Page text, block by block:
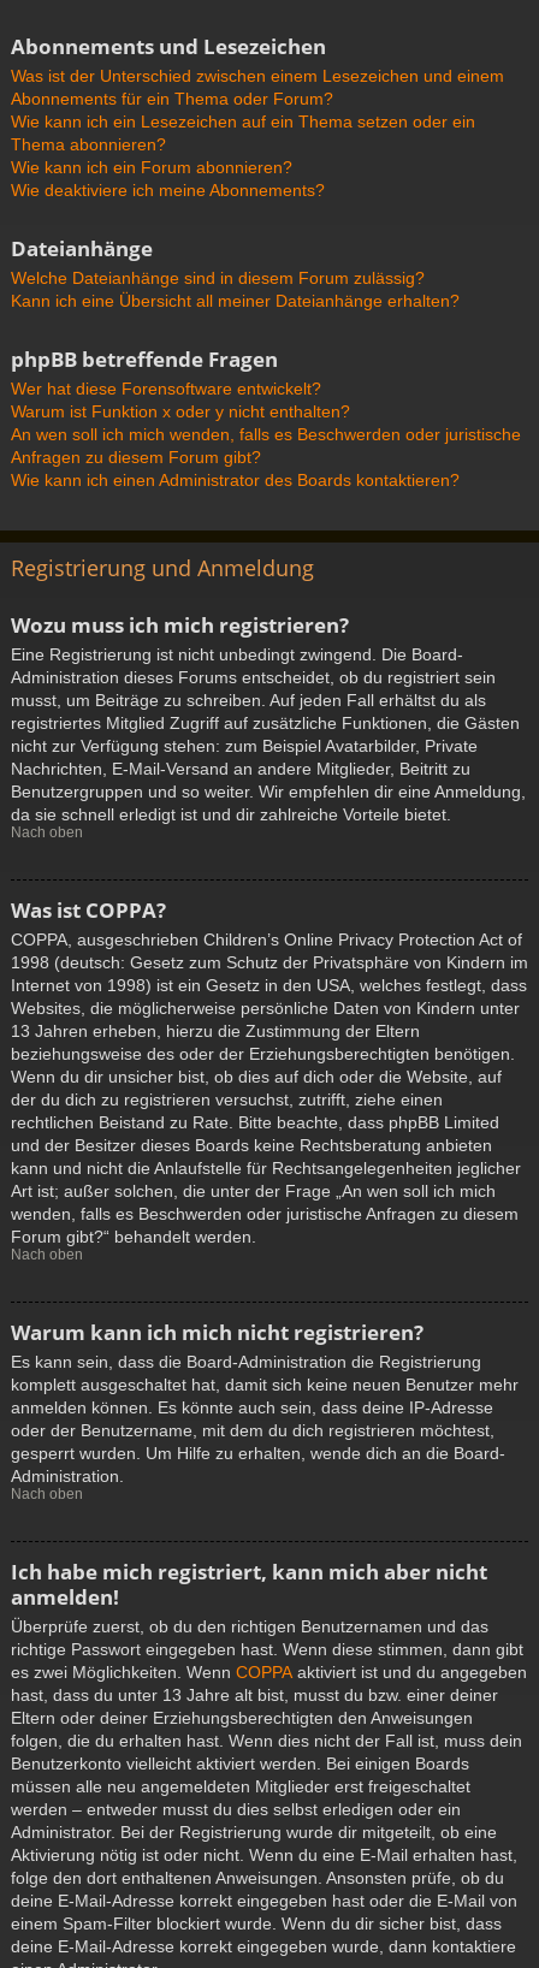
Abonnements und Lesezeichen
Was ist der Unterschied zwischen einem Lesezeichen und einem
Abonnements für ein Thema oder Forum?
Wie kann ich ein Lesezeichen auf ein Thema setzen oder ein
Thema abonnieren?
Wie kann ich ein Forum abonnieren?
Wie deaktiviere ich meine Abonnements?
Dateianhänge
Welche Dateianhänge sind in diesem Forum zulässig?
Kann ich eine Übersicht all meiner Dateianhänge erhalten?
phpBB betreffende Fragen
Wer hat diese Forensoftware entwickelt?
Warum ist Funktion x oder y nicht enthalten?
An wen soll ich mich wenden, falls es Beschwerden oder juristische
Anfragen zu diesem Forum gibt?
Wie kann ich einen Administrator des Boards kontaktieren?
Registrierung und Anmeldung
Wozu muss ich mich registrieren?
Eine Registrierung ist nicht unbedingt zwingend. Die Board-
Administration dieses Forums entscheidet, ob du registriert sein
musst, um Beiträge zu schreiben. Auf jeden Fall erhältst du als
registriertes Mitglied Zugriff auf zusätzliche Funktionen, die Gästen
nicht zur Verfügung stehen: zum Beispiel Avatarbilder, Private
Nachrichten, E-Mail-Versand an andere Mitglieder, Beitritt zu
Benutzergruppen und so weiter. Wir empfehlen dir eine Anmeldung,
da sie schnell erledigt ist und dir zahlreiche Vorteile bietet.
Nach oben
Was ist COPPA?
COPPA, ausgeschrieben Children’s Online Privacy Protection Act of
1998 (deutsch: Gesetz zum Schutz der Privatsphäre von Kindern im
Internet von 1998) ist ein Gesetz in den USA, welches festlegt, dass
Websites, die möglicherweise persönliche Daten von Kindern unter
13 Jahren erheben, hierzu die Zustimmung der Eltern
beziehungsweise des oder der Erziehungsberechtigten benötigen.
Wenn du dir unsicher bist, ob dies auf dich oder die Website, auf
der du dich zu registrieren versuchst, zutrifft, ziehe einen
rechtlichen Beistand zu Rate. Bitte beachte, dass phpBB Limited
und der Besitzer dieses Boards keine Rechtsberatung anbieten
kann und nicht die Anlaufstelle für Rechtsangelegenheiten jeglicher
Art ist; außer solchen, die unter der Frage „An wen soll ich mich
wenden, falls es Beschwerden oder juristische Anfragen zu diesem
Forum gibt?“ behandelt werden.
Nach oben
Warum kann ich mich nicht registrieren?
Es kann sein, dass die Board-Administration die Registrierung
komplett ausgeschaltet hat, damit sich keine neuen Benutzer mehr
anmelden können. Es könnte auch sein, dass deine IP-Adresse
oder der Benutzername, mit dem du dich registrieren möchtest,
gesperrt wurden. Um Hilfe zu erhalten, wende dich an die Board-
Administration.
Nach oben
Ich habe mich registriert, kann mich aber nicht
anmelden!
Überprüfe zuerst, ob du den richtigen Benutzernamen und das
richtige Passwort eingegeben hast. Wenn diese stimmen, dann gibt
es zwei Möglichkeiten. Wenn COPPA aktiviert ist und du angegeben
hast, dass du unter 13 Jahre alt bist, musst du bzw. einer deiner
Eltern oder deiner Erziehungsberechtigten den Anweisungen
folgen, die du erhalten hast. Wenn dies nicht der Fall ist, muss dein
Benutzerkonto vielleicht aktiviert werden. Bei einigen Boards
müssen alle neu angemeldeten Mitglieder erst freigeschaltet
werden – entweder musst du dies selbst erledigen oder ein
Administrator. Bei der Registrierung wurde dir mitgeteilt, ob eine
Aktivierung nötig ist oder nicht. Wenn du eine E-Mail erhalten hast,
folge den dort enthaltenen Anweisungen. Ansonsten prüfe, ob du
deine E-Mail-Adresse korrekt eingegeben hast oder die E-Mail von
einem Spam-Filter blockiert wurde. Wenn du dir sicher bist, dass
deine E-Mail-Adresse korrekt eingegeben wurde, dann kontaktiere